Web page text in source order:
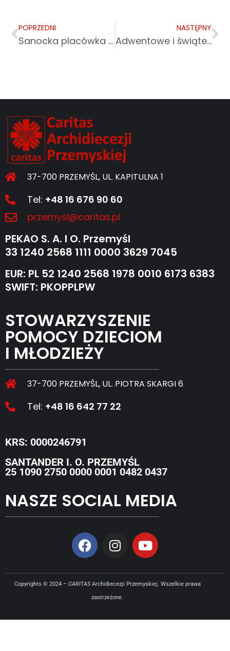
POPRZEDNI
Sanocka placówka na Krakowskich Spotkaniach Artystycznych „Gaudium”.
NASTĘPNY
Adwentowe i świąteczne akcje pomocowe
37-700 PRZEMYŚL, UL. KAPITULNA 1
Tel: +48 16 676 90 60
przemysl@caritas.pl
PEKAO S. A. I O. Przemyśl
33 1240 2568 1111 0000 3629 7045
EUR: PL 52 1240 2568 1978 0010 6173 6383
SWIFT: PKOPPLPW
STOWARZYSZENIE
POMOCY DZIECIOM
I MŁODZIEŻY
37-700 PRZEMYŚL, UL. PIOTRA SKARGI 6
Tel: +48 16 642 77 22
KRS: 0000246791
SANTANDER I. O. PRZEMYŚL
25 1090 2750 0000 0001 0482 0437
NASZE SOCIAL MEDIA
Copyrights © 2024 – CARITASArchidiecezji Przemyskiej. Wszelkie prawa
zastrzeżone.